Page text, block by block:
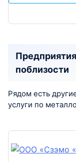
поблизости
Рядом есть
услуги по